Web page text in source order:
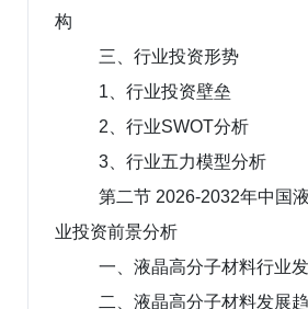
构
三、行业投资形势
1、行业投资壁垒
2、行业SWOT分析
3、行业五力模型分析
第二节 2026-2032年中国
业投资前景分析
一、液晶高分子材料行业
二、液晶高分子材料发展